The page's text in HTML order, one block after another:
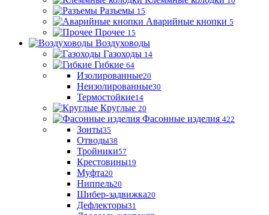
Разъемы 15
Аварийные кнопки 5
Прочее 15
Воздуховоды
Газоходы 14
Гибкие 64
Изолированные20
Неизолированные30
Термостойкие14
Круглые 20
Фасонные изделия 422
Зонты35
Отводы38
Тройники57
Крестовины19
Муфта20
Ниппель20
Шибер-задвижка20
Дефлекторы31